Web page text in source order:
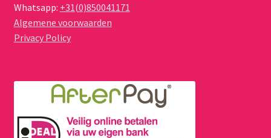
Whatsapp: +31(0)850041171
Algemene voorwaarden
Privacy Policy